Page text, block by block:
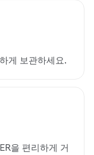
게 보관하세요.
을 편리하게 거